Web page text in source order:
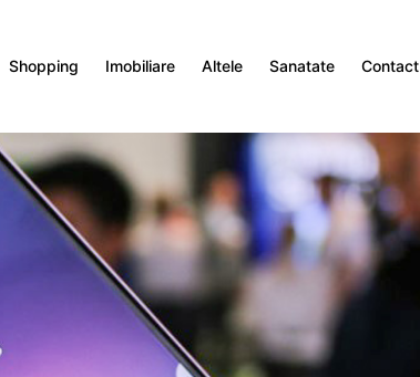
Shopping Imobiliare Altele Sanatate Contact